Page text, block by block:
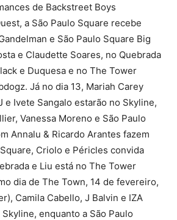
de Backstreet Boys
a São Paulo Square recebe
e São Paulo Square Big
e Claudette Soares, no Quebrada
e Duquesa e no The Tower
Já no dia 13, Mariah Carey
e Ivete Sangalo estarão no Skyline,
Vanessa Moreno e São Paulo
Annalu & Ricardo Arantes fazem
Criolo e Péricles convida
e Liu está no The Tower
dia de The Town, 14 de fevereiro,
Camila Cabello, J Balvin e IZA
enquanto a São Paulo